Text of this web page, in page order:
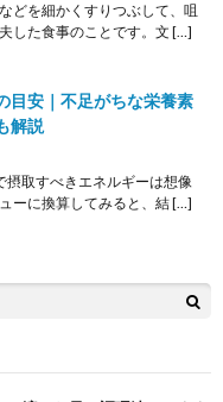
どを細かくすりつぶして、咀
した食事のことです。文 […]
目安｜不足がちな栄養素
解説
摂取すべきエネルギーは想像
ーに換算してみると、結 […]